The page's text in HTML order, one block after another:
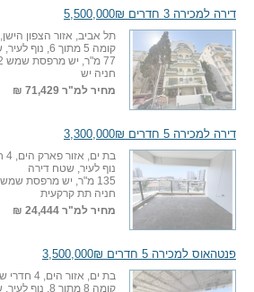
דירה למכירה 3 חדרים 5,500,000₪
תל אביב, אזור הצפון הישן, 2 חדרי שינה + סלון
קומה 5 מתוך 6, נוף לעיר, שטח דירה
77 מ"ר, יש מרפסת שמש 2
חניה יש
מחיר למ"ר 71,429 ₪
דירה למכירה 5 חדרים 3,300,000₪
בת ים, אזור פארק הים, 4 חדרי שינה + סלון
נוף לעיר, שטח דירה
135 מ"ר, יש מרפסת שמש 1
חניה תת קרקעית
מחיר למ"ר 24,444 ₪
פנטהאוס למכירה 5 חדרים 3,500,000₪
בת ים, אזור הים, 4 חדרי שינה + סלון
קומה 8 מתוך 8, נוף לעיר, שטח פנטהאוס